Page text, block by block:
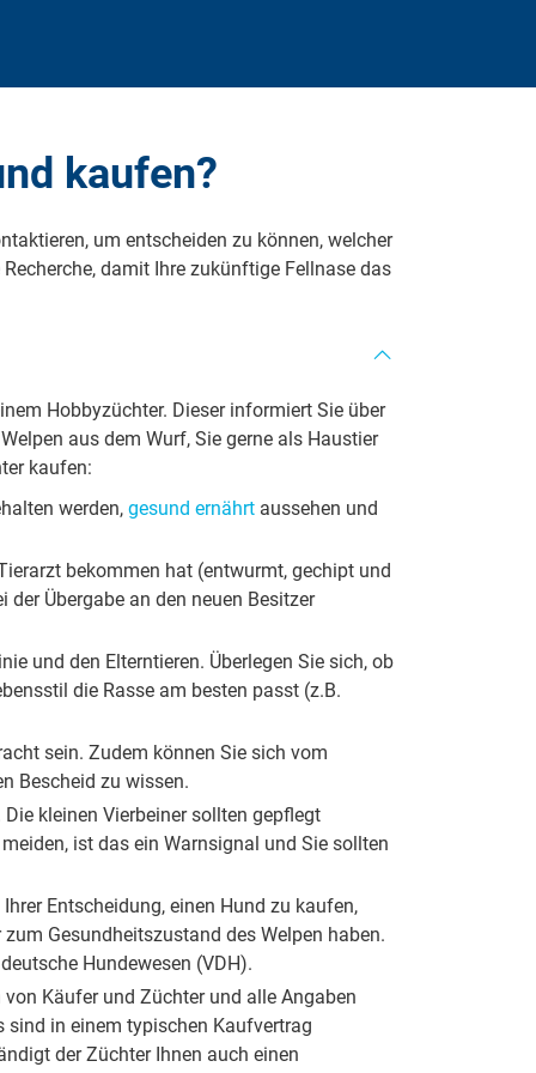
kaufen?
um entscheiden zu können, welcher
damit Ihre zukünftige Fellnase das
Hobbyzüchter. Dieser informiert Sie über
aus dem Wurf, Sie gerne als Haustier
kaufen:
werden, gesund ernährt aussehen und
bekommen hat (entwurmt, gechipt und
Übergabe an den neuen Besitzer
und den Elterntieren. Überlegen Sie sich, ob
die Rasse am besten passt (z.B.
sein. Zudem können Sie sich vom
Bescheid zu wissen.
kleinen Vierbeiner sollten gepflegt
ist das ein Warnsignal und Sie sollten
Entscheidung, einen Hund zu kaufen,
Gesundheitszustand des Welpen haben.
Hundewesen (VDH).
Käufer und Züchter und alle Angaben
sind in einem typischen Kaufvertrag
der Züchter Ihnen auch einen